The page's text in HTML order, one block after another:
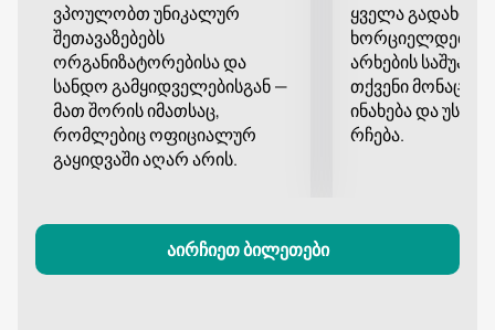
ვპოულობთ უნიკალურ
შეთავაზებებს
ორგანიზატორებისა და
სანდო გამყიდველებისგან —
მათ შორის იმათსაც,
რომლებიც ოფიციალურ
გაყიდვაში აღარ არის.
ყველა გადახდა
ხორციელდება
არხების
თქვენი
ინახება და
რჩება.
აირჩიეთ ბილეთები